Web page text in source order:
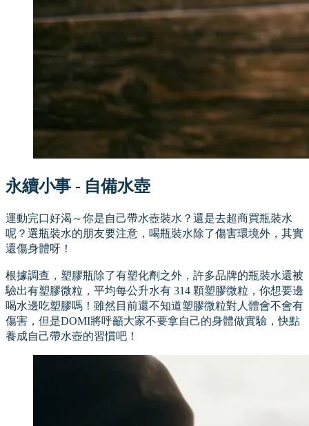
永續小事 - 自備水壺
運動完口好渴～你是自己帶水壺裝水？還是去超商買瓶裝水
呢？選瓶裝水的朋友要注意，喝瓶裝水除了傷害環境外，其實
還傷身體呀！
根據調查，塑膠瓶除了有塑化劑之外，許多品牌的瓶裝水還被
驗出有塑膠微粒，平均每公升水有 314 顆塑膠微粒，你想要邊
喝水邊吃塑膠嗎！雖然目前還不知道塑膠微粒對人體會不會有
傷害，但是DOMI將呼籲大家不要拿自己的身體做實驗，快點
養成自己帶水壺的習慣吧！